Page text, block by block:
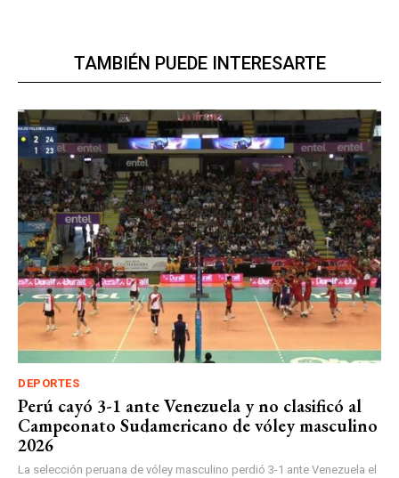
TAMBIÉN PUEDE INTERESARTE
DEPORTES
Perú cayó 3-1 ante Venezuela y no clasificó al
Campeonato Sudamericano de vóley masculino
2026
La selección peruana de vóley masculino perdió 3-1 ante Venezuela el